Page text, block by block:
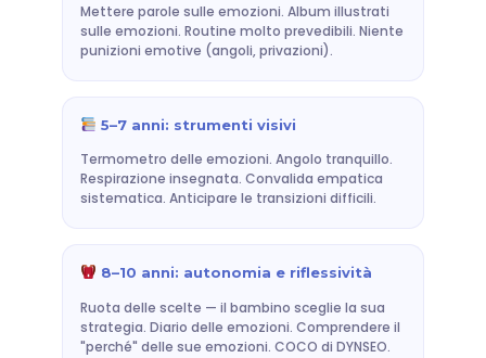
Mettere parole sulle emozioni. Album illustrati
sulle emozioni. Routine molto prevedibili. Niente
punizioni emotive (angoli, privazioni).
5–7 anni: strumenti visivi
Termometro delle emozioni. Angolo tranquillo.
Respirazione insegnata. Convalida empatica
sistematica. Anticipare le transizioni difficili.
8–10 anni: autonomia e riflessività
Ruota delle scelte — il bambino sceglie la sua
strategia. Diario delle emozioni. Comprendere il
"perché" delle sue emozioni. COCO di DYNSEO.